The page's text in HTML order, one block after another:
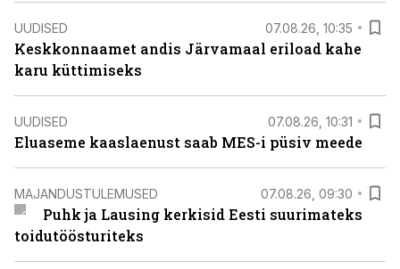
UUDISED 07.08.26, 10:35
Keskkonnaamet andis Järvamaal eriload kahe
karu küttimiseks
UUDISED 07.08.26, 10:31
Eluaseme kaaslaenust saab MES-i püsiv meede
MAJANDUSTULEMUSED 07.08.26, 09:30
Puhk ja Lausing kerkisid Eesti suurimateks
toidutöösturiteks